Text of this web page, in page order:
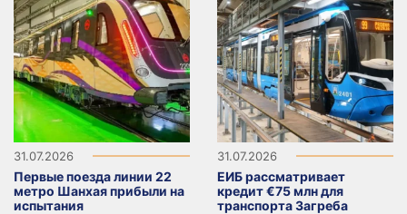
31.07.2026
Первые поезда линии 22
метро Шанхая прибыли на
испытания
31.07.2026
ЕИБ рассматривает
кредит €75 млн для
транспорта Загреба